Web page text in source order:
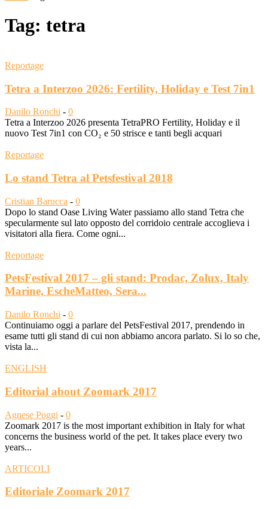
Tag: tetra
Reportage
Tetra a Interzoo 2026: Fertility, Holiday e Test 7in1
Danilo Ronchi - 0
Tetra a Interzoo 2026 presenta TetraPRO Fertility, Holiday e il
nuovo Test 7in1 con CO₂ e 50 strisce e tanti begli acquari
Reportage
Lo stand Tetra al Petsfestival 2018
Cristian Barucca - 0
Dopo lo stand Oase Living Water passiamo allo stand Tetra che
specularmente sul lato opposto del corridoio centrale accoglieva i
visitatori alla fiera. Come ogni...
Reportage
PetsFestival 2017 – gli stand: Prodac, Zolux, Italy
Marine, EscheMatteo, Sera...
Danilo Ronchi - 0
Continuiamo oggi a parlare del PetsFestival 2017, prendendo in
esame tutti gli stand di cui non abbiamo ancora parlato. Si lo so che,
vista la...
ENGLISH
Editorial about Zoomark 2017
Agnese Poggi - 0
Zoomark 2017 is the most important exhibition in Italy for what
concerns the business world of the pet. It takes place every two
years...
ARTICOLI
Editoriale Zoomark 2017